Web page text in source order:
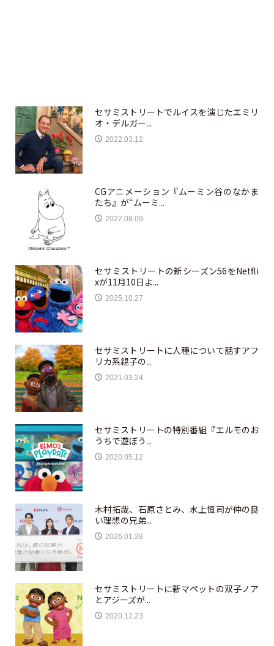
セサミストリートでルイスを演じたエミリ
オ・デルガー...
2022.03.12
CGアニメーション『ムーミン谷のなかま
たち』が“ムーミ...
2022.08.09
セサミストリートの新シーズン56をNetfli
xが11月10日よ...
2025.10.27
セサミストリートに人種について話すアフ
リカ系親子の...
2021.03.24
セサミストリートの特別番組『エルモのお
うちで遊ぼう...
2020.05.12
木村拓哉、石原さとみ、水上恒司が仲の良
い理想の兄弟...
2026.01.28
セサミストリートに新マペットの双子ノア
とアジーズが...
2020.12.23